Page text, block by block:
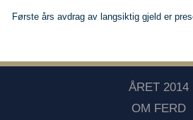
Første års avdrag av langsiktig gjeld er
ÅRET 2014
OM FERD